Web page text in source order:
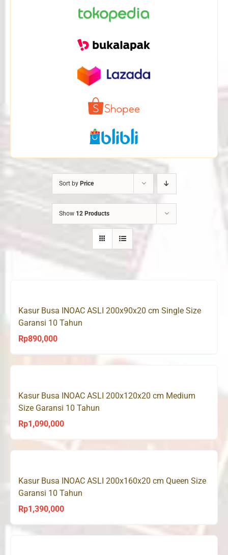
Sort by Price
Show 12 Products
Kasur Busa INOAC ASLI 200x90x20 cm Single Size
Garansi 10 Tahun
Rp890,000
Kasur Busa INOAC ASLI 200x120x20 cm Medium
Size Garansi 10 Tahun
Rp1,090,000
Kasur Busa INOAC ASLI 200x160x20 cm Queen Size
Garansi 10 Tahun
Rp1,390,000